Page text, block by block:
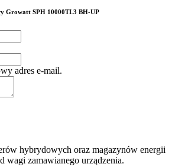
Growatt SPH 10000TL3 BH-UP
adres e-mail.
hybrydowych oraz magazynów energii
wagi zamawianego urządzenia.